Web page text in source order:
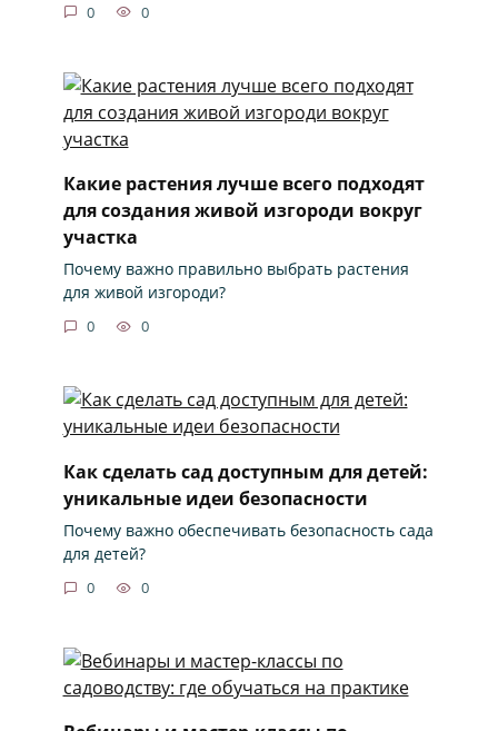
0 0
Какие растения лучше всего подходят
для создания живой изгороди вокруг
участка
Почему важно правильно выбрать растения
для живой изгороди?
0 0
Как сделать сад доступным для детей:
уникальные идеи безопасности
Почему важно обеспечивать безопасность сада
для детей?
0 0